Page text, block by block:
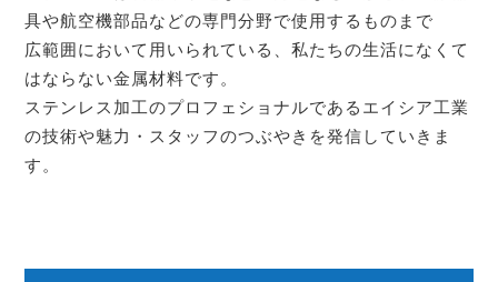
具や航空機部品などの専門分野で使用するものまで
広範囲において用いられている、私たちの生活になくて
はならない金属材料です。
ステンレス加工のプロフェショナルであるエイシア工業
の技術や魅力・スタッフのつぶやきを発信していきま
す。